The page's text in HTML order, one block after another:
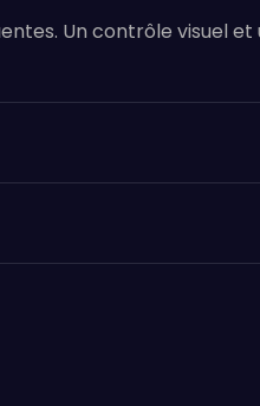
Un contrôle visuel et